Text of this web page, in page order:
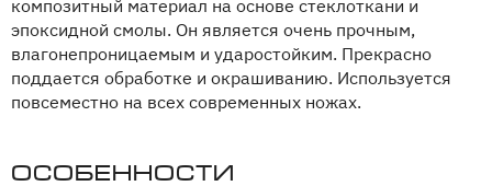
композитный материал на основе стеклоткани и
эпоксидной смолы. Он является очень прочным,
влагонепроницаемым и ударостойким. Прекрасно
поддается обработке и окрашиванию. Используется
повсеместно на всех современных ножах.
Особенности